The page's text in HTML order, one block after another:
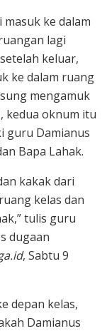
ke dalam
lagi
keluar,
ke dalam ruang
mengamuk
kedua oknum itu
guru Damianus
Bapa Lahak.
kakak dari
kelas dan
tulis guru
dugaan
, Sabtu 9
depan kelas,
Damianus